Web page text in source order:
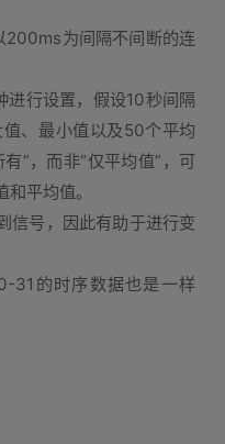
为间隔不间断的连
进行设置，假设10秒间隔
、最小值以及50个平均
”，而非“仅平均值”，可
平均值。
信号，因此有助于进行变
31的时序数据也是一样